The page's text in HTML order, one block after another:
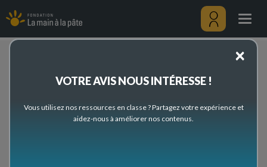
scientifiques
pédagogiques
au
contenu
principal
Menu
Thèmes scientifiques et pédagogiques
Thèmes scientifiques et pédagogiques
PREMIER DEGRÉ
×
VOTRE AVIS NOUS INTÉRESSE !
Vous utilisez nos ressources en classe ? Partagez votre expérience et
aidez-nous à améliorer nos contenus.